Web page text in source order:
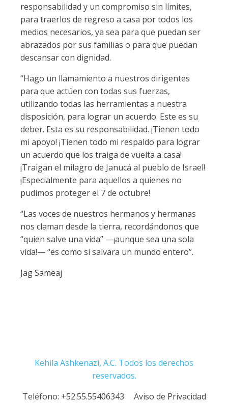
responsabilidad y un compromiso sin límites,
para traerlos de regreso a casa por todos los
medios necesarios, ya sea para que puedan ser
abrazados por sus familias o para que puedan
descansar con dignidad.
“Hago un llamamiento a nuestros dirigentes
para que actúen con todas sus fuerzas,
utilizando todas las herramientas a nuestra
disposición, para lograr un acuerdo. Este es su
deber. Esta es su responsabilidad. ¡Tienen todo
mi apoyo! ¡Tienen todo mi respaldo para lograr
un acuerdo que los traiga de vuelta a casa!
¡Traigan el milagro de Janucá al pueblo de Israel!
¡Especialmente para aquellos a quienes no
pudimos proteger el 7 de octubre!
“Las voces de nuestros hermanos y hermanas
nos claman desde la tierra, recordándonos que
“quien salve una vida” —¡aunque sea una sola
vida!— “es como si salvara un mundo entero”.
Jag Sameaj
Kehila Ashkenazi, A.C. Todos los derechos
reservados.
Teléfono: +52.55.55406343 Aviso de Privacidad